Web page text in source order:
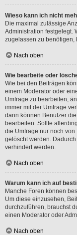
Wieso kann ich nicht
Die maximal zulässige
Administration festgelegt.
zugelassen zu benötigen,
Nach oben
Wie bearbeite oder
Wie bei den Beiträgen
einem Moderator oder
Umfrage zu bearbeiten,
immer mit der Umfrage
dann können Benutzer
bearbeiten. Sollte
die Umfrage nur noch
gelöscht werden.
verhindert werden.
Nach oben
Warum kann ich auf
Manche Foren können
Um diese einzusehen,
durchzuführen, brauchst
einen Moderator oder
Nach oben